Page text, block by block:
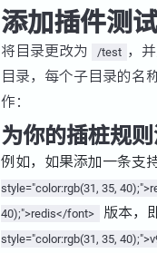
添加插件测
将目录更改为 /test ，
目录，每个子目录的名
作：
为你的插桩规
例如，如果添加一条支
style="color:rgb(31, 35,
40);">redis</font>
版本，
style="color:rgb(31, 35,